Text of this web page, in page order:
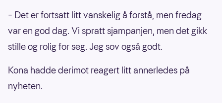
– Det er fortsatt litt vanskelig å forstå, men fredag
var en god dag. Vi spratt sjampanjen, men det gikk
stille og rolig for seg. Jeg sov også godt.
Kona hadde derimot reagert litt annerledes på
nyheten.